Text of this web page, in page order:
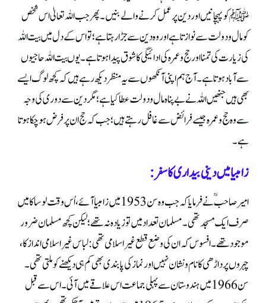
ﷺ کو پہچانیں اور دین پر عمل کرنے والے بنیں۔ پھر جب اللہ تعالیٰ اس شخص
کو مال و دولت سے نوازتا ہے اور وہ دین سے جڑا رہتا ہے؛ تو اس کے دل میں بیت اللہ
کی زیارت کی تمنا اور حج و عمرہ کی ادائیگی کا شوق پیدا ہوتا ہے۔ یوں بیت اللہ حاجیوں
سے آباد ہوتا ہے۔ آج ہم اپنی آنکھوں سے یہ منظر دیکھ رہے ہیں کہ کچھ لوگ ایسے
بھی ہیں جنھیں اللہ نے بے پناہ مال و دولت عطا کیا ہے؛ مگر دین سے دوری کی وجہ
سے وہ حج و عمرہ جیسے فرائض سے غافل رہتے ہیں؛ جب کہ حج ان پر فرض ہوچکا ہوتا
ہے۔
زامبیا میں دینی بیداری کا سفر:
امیر صاحبؒ نے فرمایا کہ جب وہ سن 1953 میں زامبیا آئے، اُس وقت لوساکا میں
صرف ایک مسجد تھی۔ مسلمان تعداد میں تو زیادہ نہ تھے؛ لیکن کچھ مسلمان ضرور
موجود تھے۔ افسوس کہ ان کی وضع قطع غیر اسلامی تھی: لباس غیر اسلامی انداز کا،
چہروں پر داڑھی کا نام و نشان نہیں اور نماز کی پابندی بھی کم ہی دیکھنے کو ملتی تھی۔
سن 1966 میں ہندوستان سے پہلی جماعت اس علاقے میں آئی۔ اس سے قبل